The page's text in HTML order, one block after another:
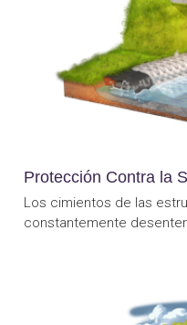
Protección Contra la
Los cimientos de las
constantemente